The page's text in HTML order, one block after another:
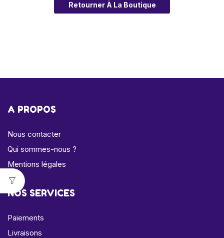
Retourner À La Boutique
A PROPOS
Nous contacter
Qui sommes-nous ?
Mentions légales
NOS SERVICES
Paiements
Livraisons